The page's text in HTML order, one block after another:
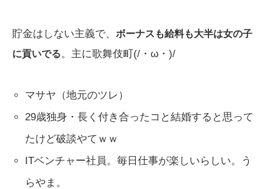
貯金はしない主義で、 ボーナスも給料も大半は女の子
に貢いでる。主に歌舞伎町(/・ω・)/
マサヤ（地元のツレ）
29歳独身・長く付き合ったコと結婚すると思って
たけど破談やてｗｗ
ITベンチャー社員。毎日仕事が楽しいらしい。う
らやま。